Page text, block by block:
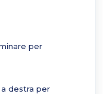
per
a destra per